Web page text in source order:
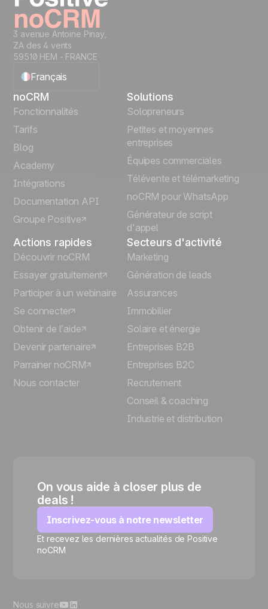
3 avenue Antoine Pinay,
ZA des 4 vents
59510 HEM - FRANCE
Français
English
Português
Italiano
Deutsch
noCRM
Fonctionnalités
Tarifs
Blog
Academy
Intégrations
Documentation API
Groupe Positive
Solutions
Solopreneurs
Petites et moyennes
entreprises
Équipes commerciales
Télévente et télémarketing
noCRM pour WhatsApp
Générateur de script
d'appel
Actions rapides
Découvrir noCRM
Essayer gratuitement
Participer à un webinaire
Se connecter
Obtenir de l’aide
Devenir partenaire
Parrainer noCRM
Nous contacter
Secteurs d'activité
Marketing
Génération de leads
Assurances
Immobilier
Solaire et énergie
Entreprises B2B
Entreprises B2C
Recrutement
Conseil & coaching
Industrie et distribution
On vous aide à closer plus de
deals !
Inscrivez-vous à notre newsletter
Et recevez les dernières actualités de Positive
noCRM
Nous suivre